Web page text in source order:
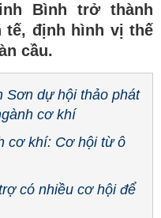
Bình trở thành
tế, định hình vị thế
cầu.
Sơn dự hội thảo phát
cơ khí
cơ khí: Cơ hội từ ô
có nhiều cơ hội để